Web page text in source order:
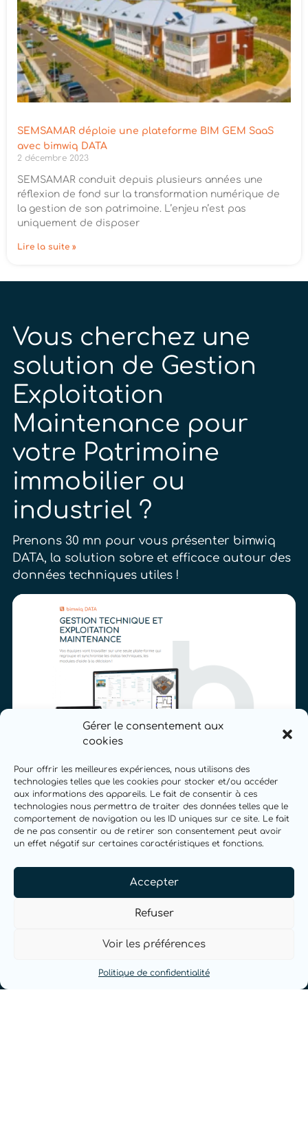
Gérer le consentement aux
cookies
Pour offrir les meilleures expériences, nous utilisons des
technologies telles que les cookies pour stocker et/ou accéder
aux informations des appareils. Le fait de consentir à ces
technologies nous permettra de traiter des données telles que le
comportement de navigation ou les ID uniques sur ce site. Le fait
de ne pas consentir ou de retirer son consentement peut avoir
un effet négatif sur certaines caractéristiques et fonctions.
Accepter
Refuser
Voir les préférences
Politique de confidentialité
SEMSAMAR déploie une plateforme BIM GEM SaaS
avec bimwiq DATA
2 décembre 2023
SEMSAMAR conduit depuis plusieurs années une
réflexion de fond sur la transformation numérique de
la gestion de son patrimoine. L’enjeu n’est pas
uniquement de disposer
Lire la suite »
Vous cherchez une
solution de Gestion
Exploitation
Maintenance pour
votre Patrimoine
immobilier ou
industriel ?
Prenons 30 mn pour vous présenter bimwiq
DATA, la solution sobre et efficace autour des
données techniques utiles !